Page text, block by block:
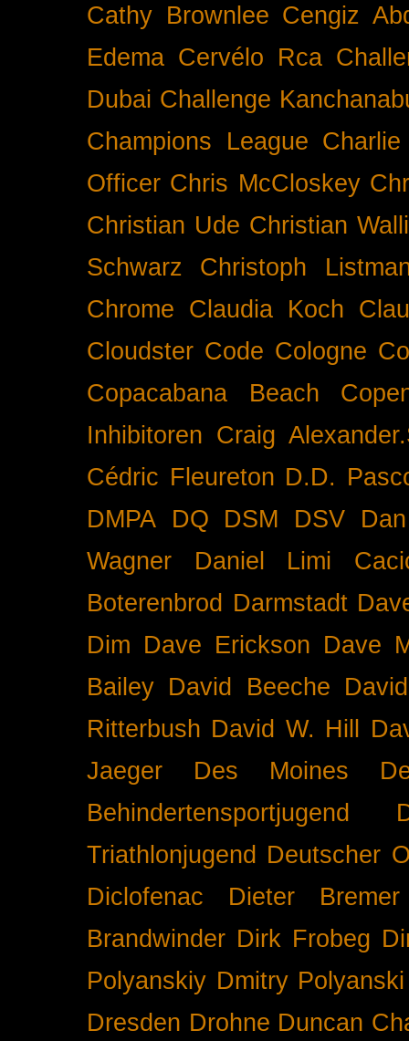
Cathy Brownlee Cengiz
Edema Cervélo Rca
Dubai Challenge
Champions League
Officer Chris McCloskey
Christian Ude Christian
Schwarz
Christoph
Chrome Claudia Koch
Cloudster Code Cologne
Copacabana Beach
Inhibitoren Craig
Cédric Fleureton D.D.
DMPA
DQ DSM DSV
Wagner
Daniel Limi
Boterenbrod Darmstadt
Dim Dave Erickson Dave
Bailey David Beeche
Ritterbush David W. Hill
Jaeger
Des Moines
Behindertensportjugend
Triathlonjugend Deutscher
Diclofenac
Dieter Bremer
Brandwinder Dirk Frobeg
Polyanskiy Dmitry Polyanski
Dresden Drohne Duncan